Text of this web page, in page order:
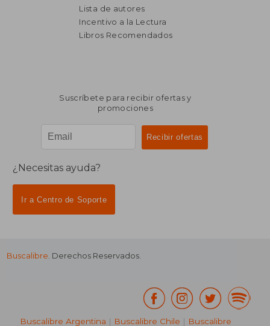
Lista de autores
Incentivo a la Lectura
Libros Recomendados
Suscríbete para recibir ofertas y
promociones
¿Necesitas ayuda?
Ir a Centro de Soporte
Buscalibre. Derechos Reservados.
Buscalibre Argentina | Buscalibre Chile | Buscalibre